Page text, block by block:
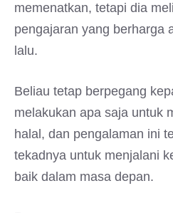
memenatkan, tetapi dia
pengajaran yang berharga
lalu.
Beliau tetap berpegang
melakukan apa saja untuk
halal, dan pengalaman ini
tekadnya untuk menjalani
baik dalam masa depan.